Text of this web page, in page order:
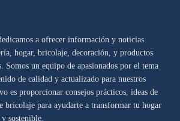
a ofrecer información y noticias
hogar, bricolaje, decoración, y productos
Somos un equipo de apasionados por el tema
de calidad y actualizado para nuestros
es proporcionar consejos prácticos, ideas de
bricolaje para ayudarte a transformar tu hogar
sostenible.